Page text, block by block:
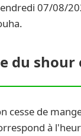
07/08/
du
cesse de
à